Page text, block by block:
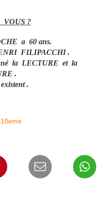
VOUS ?
a 60 ans.
FILIPACCHI .
la LECTURE et la
.
.